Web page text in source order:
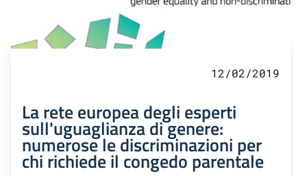
12/02/2019
La rete europea degli esperti
sull'uguaglianza di genere:
numerose le discriminazioni per
chi richiede il congedo parentale